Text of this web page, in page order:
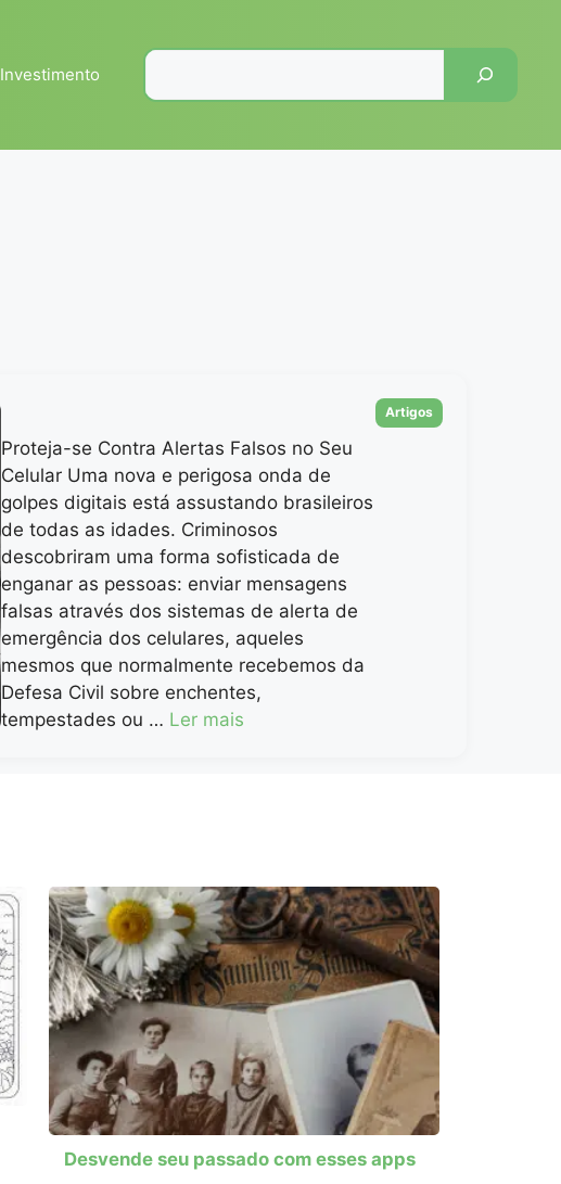
Investimento
Proteja-se Contra Alertas Falsos no Seu
Celular Uma nova e perigosa onda de
golpes digitais está assustando brasileiros
de todas as idades. Criminosos
descobriram uma forma sofisticada de
enganar as pessoas: enviar mensagens
falsas através dos sistemas de alerta de
emergência dos celulares, aqueles
mesmos que normalmente recebemos da
Defesa Civil sobre enchentes,
tempestades ou … Ler mais
Categorias
Artigos
Desvende seu passado com esses apps